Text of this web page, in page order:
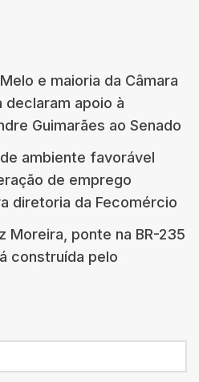
e maioria da Câmara
declaram apoio à
Guimarães ao Senado
ambiente favorável
de emprego
diretoria da Fecomércio
Moreira, ponte na BR-235
construída pelo